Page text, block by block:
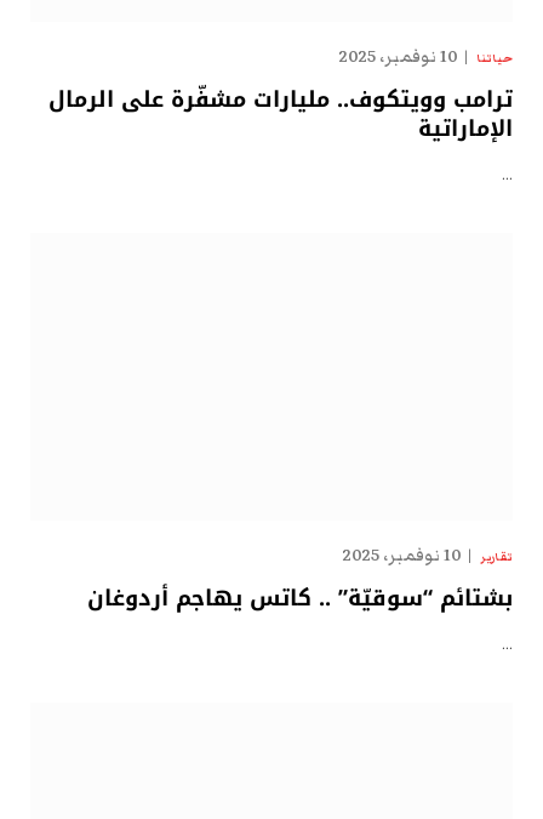
حياتنا 10 نوفمبر، 2025
ترامب وويتكوف.. مليارات مشفّرة على الرمال
الإماراتية
…
تقارير 10 نوفمبر، 2025
بشتائم “سوقيّة” .. كاتس يهاجم أردوغان
…